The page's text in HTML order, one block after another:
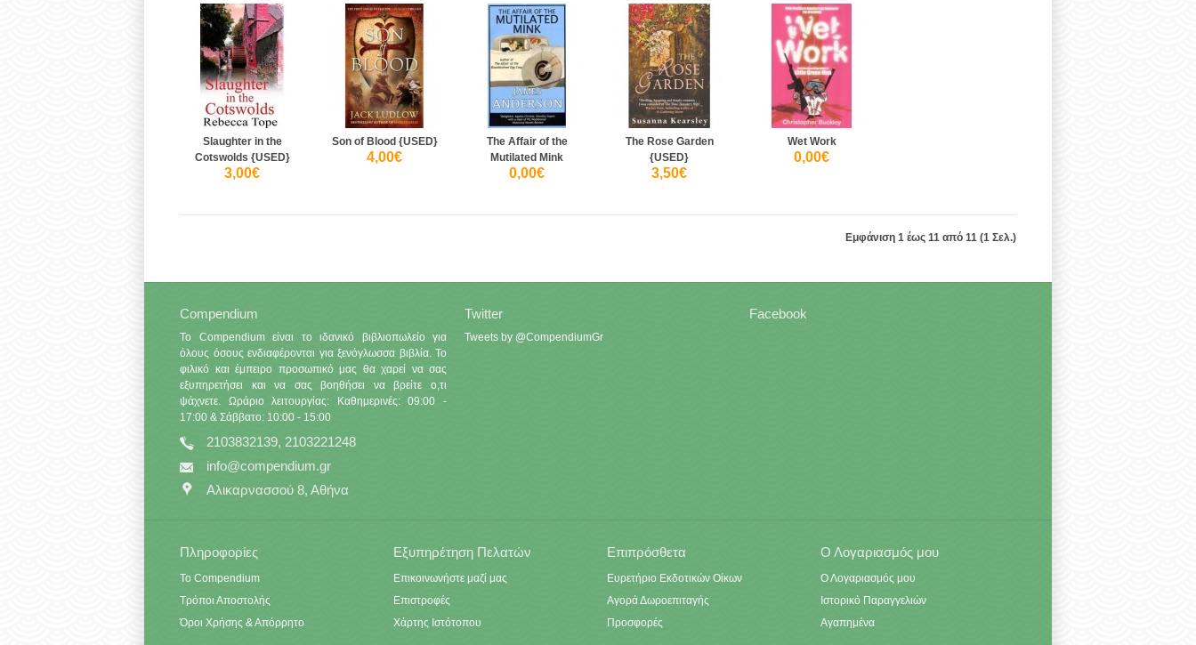
Slaughter in the
Cotswolds {USED}
3,00€
Son of Blood {USED}
4,00€
The Affair of the
Mutilated Mink
0,00€
The Rose Garden
{USED}
3,50€
Wet Work
0,00€
Εμφάνιση 1 έως 11 από 11 (1 Σελ.)
Compendium
Το Compendium είναι το ιδανικό βιβλιοπωλείο για
όλους όσους ενδιαφέρονται για ξενόγλωσσα βιβλία. Το
φιλικό και έμπειρο προσωπικό μας θα χαρεί να σας
εξυπηρετήσει και να σας βοηθήσει να βρείτε ο,τι
ψάχνετε. Ωράριο λειτουργίας: Καθημερινές: 09:00 -
17:00 & Σάββατο: 10:00 - 15:00
2103832139, 2103221248
info@compendium.gr
Αλικαρνασσού 8, Αθήνα
Twitter
Tweets by @CompendiumGr
Facebook
Πληροφορίες
Το Compendium
Τρόποι Αποστολής
Όροι Χρήσης & Απόρρητο
Εξυπηρέτηση Πελατών
Επικοινωνήστε μαζί μας
Επιστροφές
Χάρτης Ιστότοπου
Επιπρόσθετα
Ευρετήριο Εκδοτικών Οίκων
Αγορά Δωροεπιταγής
Προσφορές
Ο Λογαριασμός μου
Ο Λογαριασμός μου
Ιστορικό Παραγγελιών
Αγαπημένα